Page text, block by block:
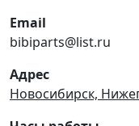
Email
bibiparts@list.ru
Адрес
Новосибирск,